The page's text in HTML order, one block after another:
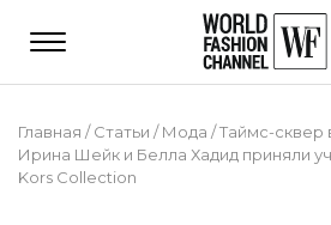
Главная /Статьи /Мода /Таймс-сквер
Ирина Шейк и Белла Хадид приняли
Kors Collection